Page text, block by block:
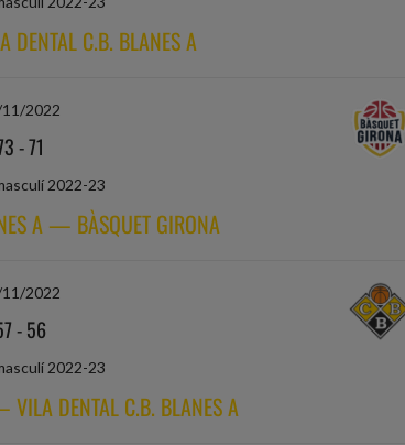
C.B. BLANES A
2022
-71
2022-23
A — BÀSQUET GIRONA
2022
-56
2022-23
DENTAL C.B. BLANES A